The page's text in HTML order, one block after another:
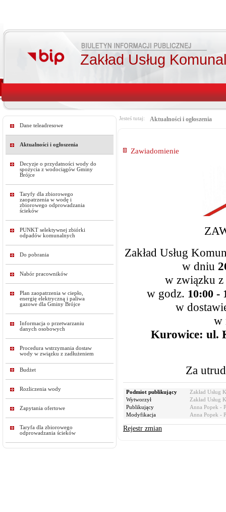
Zakład Usług
Dane teleadresowe
Aktualności i ogłoszenia
Decyzje o przydatności wody do
spożycia z wodociągów Gminy
Brójce
Taryfy dla zbiorowego
zaopatrzenia w wodę i
zbiorowego odprowadzania
ścieków
PUNKT selektywnej zbiórki
odpadów komunalnych
Do pobrania
Nabór pracowników
Plan zaopatrzenia w ciepło,
energię elektryczną i paliwa
gazowe dla Gminy Brójce
Informacja o przetwarzaniu
danych osobowych
Procedura wstrzymania dostaw
wody w związku z zadłużeniem
Budżet
Rozliczenia wody
Zapytania ofertowe
Taryfa dla zbiorowego
odprowadzania ścieków
Jesteś tutaj: Aktualności i ogłoszenia
Zawiadomienie
Zakład Usług
w dniu
w związku z
w godz. 10:00 -
w
w
Kurowice: ul.
Za
Podmiot publikujący
Zakład Usług
Wytworzył
Zakład Usług
Publikujący
Anna Popek -
Modyfikacja
Anna Popek -
Rejestr zmian